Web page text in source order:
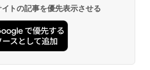
トの記事を優先表示させる